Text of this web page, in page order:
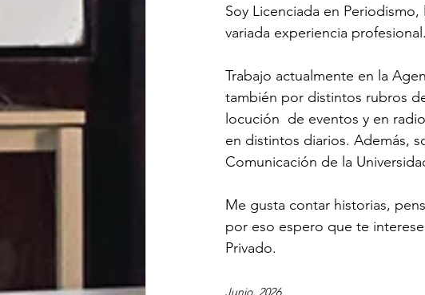
Soy Licenciada en
variada experiencia profesional.
Trabajo actualmente en la
también por distintos rubros
locución  de eventos y en
en distintos diarios. Además,
Comunicación de la
Me gusta contar historias,
por eso espero que te
Privado.
Junio, 2026.